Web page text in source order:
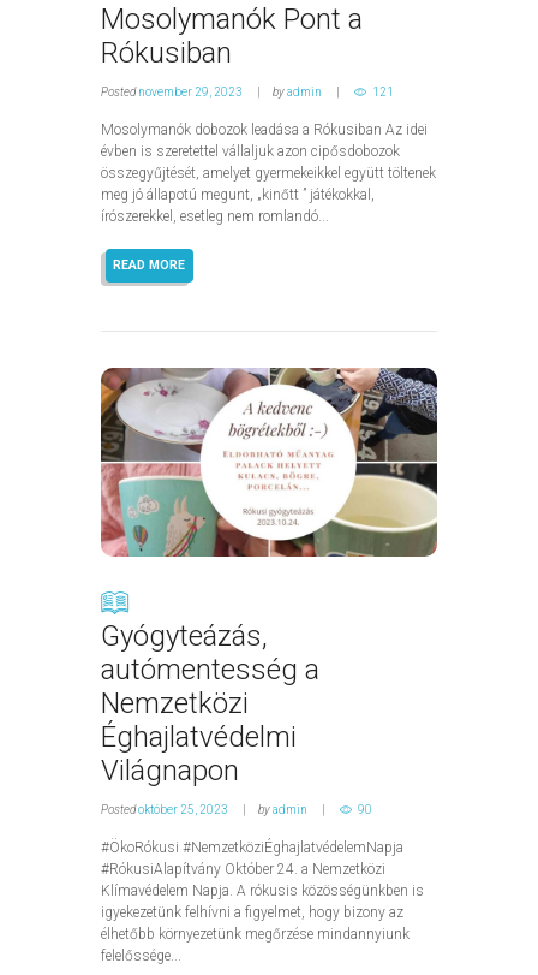
Mosolymanók Pont a
Rókusiban
Postednovember 29, 2023 byadmin 121
Mosolymanók dobozok leadása a Rókusiban Az idei
évben is szeretettel vállaljuk azon cipősdobozok
összegyűjtését, amelyet gyermekeikkel együtt töltenek
meg jó állapotú megunt, „kinőtt ” játékokkal,
írószerekkel, esetleg nem romlandó...
READ MORE
Gyógyteázás,
autómentesség a
Nemzetközi
Éghajlatvédelmi
Világnapon
Postedoktóber 25, 2023 byadmin 90
#ÖkoRókusi #NemzetköziÉghajlatvédelemNapja
#RókusiAlapítvány Október 24. a Nemzetközi
Klímavédelem Napja. A rókusis közösségünkben is
igyekezetünk felhívni a figyelmet, hogy bizony az
élhetőbb környezetünk megőrzése mindannyiunk
felelőssége...